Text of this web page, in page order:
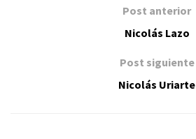
Post anterior
Nicolás Lazo
Post siguiente
Nicolás Uriarte